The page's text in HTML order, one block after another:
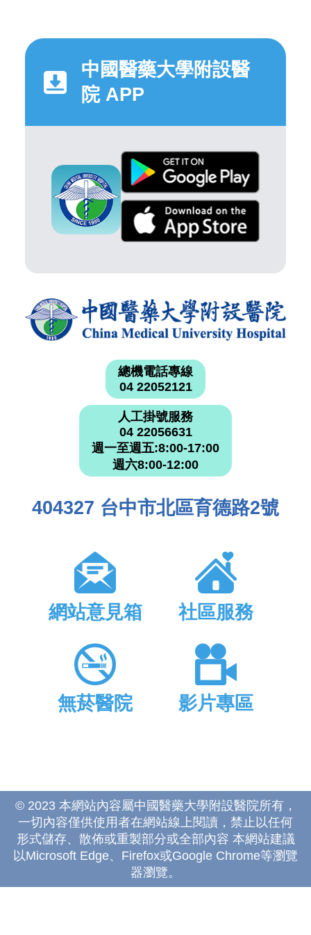
中國醫藥大學附設醫
院 APP
總機電話專線
04 22052121
人工掛號服務
04 22056631
週一至週五:8:00-17:00
週六8:00-12:00
404327 台中市北區育德路2號
網站意見箱 社區服務
無菸醫院 影片專區
© 2023 本網站內容屬中國醫藥大學附設醫院所有，
一切內容僅供使用者在網站線上閱讀，禁止以任何
形式儲存、散佈或重製部分或全部內容 本網站建議
以Microsoft Edge、Firefox或Google Chrome等瀏覽
器瀏覽。